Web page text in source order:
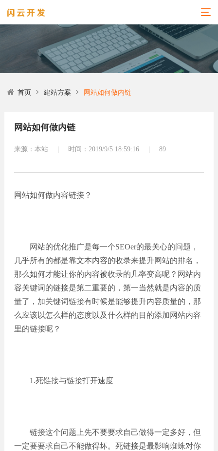
首页 建站方案 网站如何做内链
网站如何做内链
来源：本站 时间：2019/9/5 18:59:16 89
网站如何做内容链接？
网站的优化推广是每一个SEOer的最关心的问题，
几乎所有的都是靠文本内容的收录来提升网站的排名，
那么如何才能让你的内容被收录的几率变高呢？网站内
容关键词的链接是第二重要的，第一当然就是内容的质
量了，加关键词链接有时候是能够提升内容质量的，那
么应该以怎么样的态度以及什么样的目的添加网站内容
里的链接呢？
1.死链接与链接打开速度
链接这个问题上先不要要求自己做得一定多好，但
一定要要求自己不能做得坏。死链接是最影响蜘蛛对你